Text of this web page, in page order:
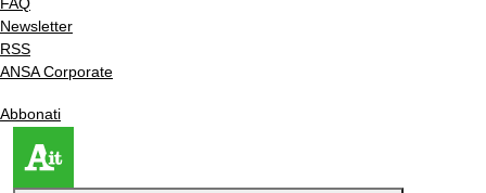
Newsletter
RSS
ANSA Corporate
Abbonati